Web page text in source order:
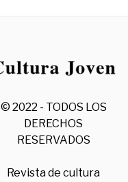
© 2022 - TODOS LOS
DERECHOS
RESERVADOS
Revista de cultura